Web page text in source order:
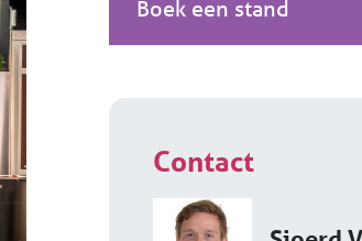
Boek een stand
Contact